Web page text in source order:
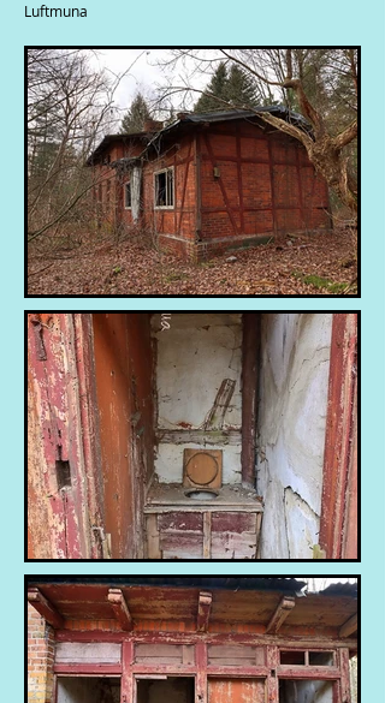
Luftmuna